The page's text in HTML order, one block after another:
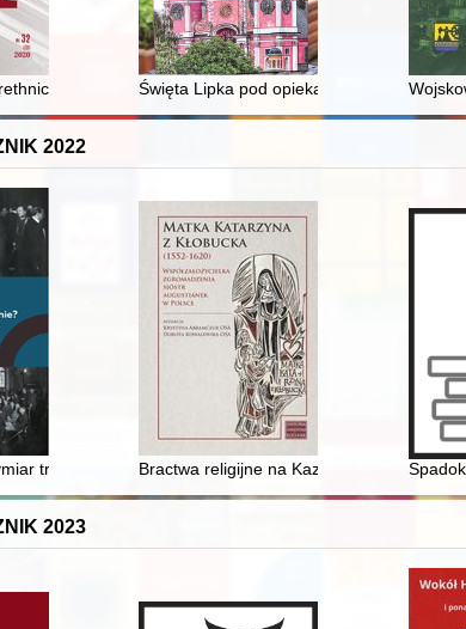
relationsin the South-Eastern province of Poland in
Święta Lipka pod opieką królów polskich
2022
(ur. 23 stycznia 1930, zm. 28 maja 2021)
wobec myśli i twórczości Bogusława Schaeffera z lat
traktatu ryskiegoBractwa religijne na Kazimierzu w okresie
2023